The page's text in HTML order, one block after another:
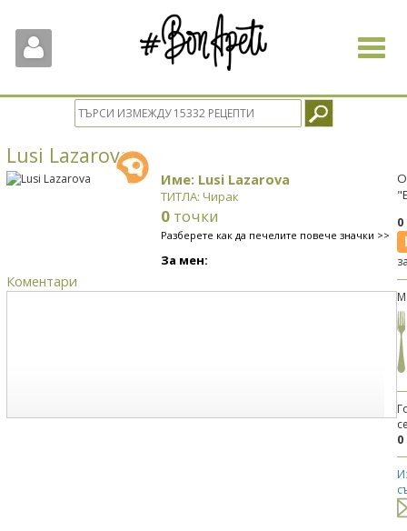
Toggle
Lusi Lazarova
Име: Lusi Lazarova
ТИТЛА: Чирак
0 точки
Разберете как да печелите повече значки >>
За мен:
Коментари
0